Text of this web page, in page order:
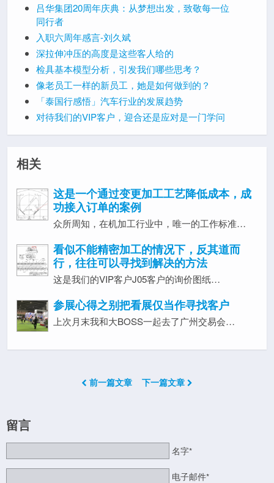
吕华集团20周年庆典：从梦想出发，致敬每一位
同行者
入职六周年感言-刘久斌
深拉伸冲压的高度是这些客人给的
检具基本模型分析，引发我们哪些思考？
像老员工一样的新员工，她是如何做到的？
「泰国行感悟」汽车行业的发展趋势
对待我们的VIP客户，迎合还是应对是一门学问
相关
这是一个通过变更加工工艺降低成本，成
功接入订单的案例
众所周知，在机加工行业中，唯一的工作标准…
看似不能精密加工的情况下，反其道而
行，往往可以寻找到解决的方法
这是我们的VIP客户J05客户的询价图纸…
参展心得之别把看展仅当作寻找客户
上次月末我和大BOSS一起去了广州交易会…
前一篇文章 下一篇文章
留言
名字*
电子邮件*